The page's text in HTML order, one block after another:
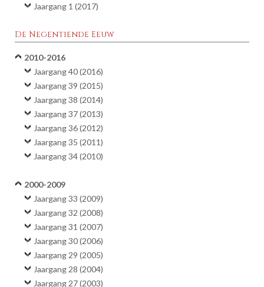
Jaargang 1 (2017)
De Negentiende Eeuw
2010-2016
Jaargang 40 (2016)
Jaargang 39 (2015)
Jaargang 38 (2014)
Jaargang 37 (2013)
Jaargang 36 (2012)
Jaargang 35 (2011)
Jaargang 34 (2010)
2000-2009
Jaargang 33 (2009)
Jaargang 32 (2008)
Jaargang 31 (2007)
Jaargang 30 (2006)
Jaargang 29 (2005)
Jaargang 28 (2004)
Jaargang 27 (2003)